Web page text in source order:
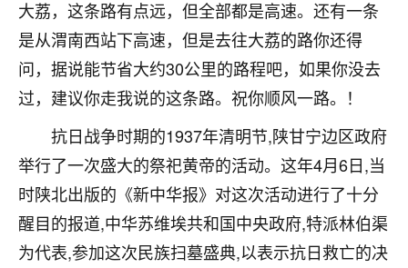
大荔，这条路有点远，但全部都是高速。还有一条
是从渭南西站下高速，但是去往大荔的路你还得
问，据说能节省大约30公里的路程吧，如果你没去
过，建议你走我说的这条路。祝你顺风一路。！
抗日战争时期的1937年清明节,陕甘宁边区政府
举行了一次盛大的祭祀黄帝的活动。这年4月6日,当
时陕北出版的《新中华报》对这次活动进行了十分
醒目的报道,中华苏维埃共和国中央政府,特派林伯渠
为代表,参加这次民族扫墓盛典,以表示抗日救亡的决
了，老师说境随心转，现在深有体会了。
鹿森：是的，其实跟老师聊过之后，最大的感
触，首先就是心态会变好，万般皆是命，半点
不由人！
1天前 来自四川 9
金白水清
我也想找老师看看，有没有人给个联系方式的啊？
鹿森：慧来老师微信：gjsy0624